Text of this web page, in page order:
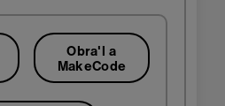
Obra'l a
MakeCode